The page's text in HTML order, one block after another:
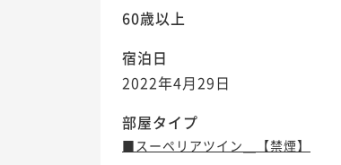
60歳以上
宿泊日
2022年4月29日
部屋タイプ
■スーペリアツイン＿【禁煙】